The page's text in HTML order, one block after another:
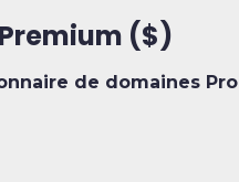
($)
de domaines Pro